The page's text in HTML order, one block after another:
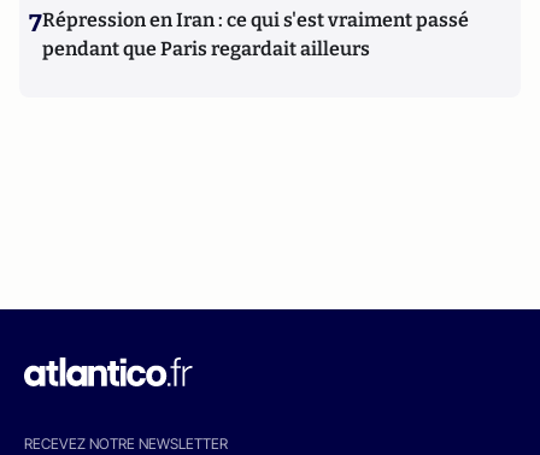
7Répression en Iran : ce qui s'est vraiment passé
pendant que Paris regardait ailleurs
RECEVEZ NOTRE NEWSLETTER